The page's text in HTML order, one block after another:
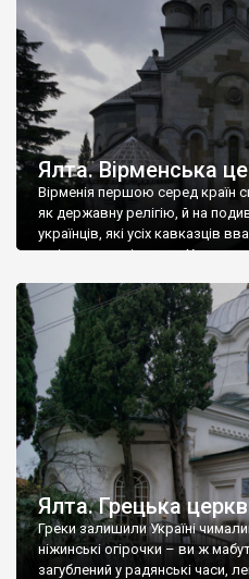
Ялта. Вірменська
Вірменія першою серед країн
як державну релігію, й на
українців, які усіх кавказців
є відданими вірянами Христа
Ялта. Грецька
Греки залишили Україні
ніжинські огірочки – ви ж
загублений у радянські часи,